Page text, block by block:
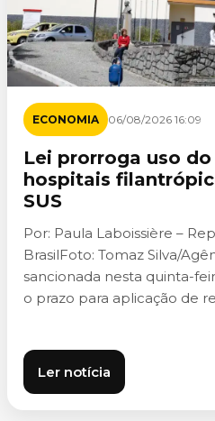
ECONOMIA 06/08/2026 16:09
Lei prorroga uso do
hospitais
SUS
Por: Paula Laboissière –
BrasilFoto: Tomaz Silva/
sancionada nesta quinta-
o prazo para aplicação de
Ler notícia